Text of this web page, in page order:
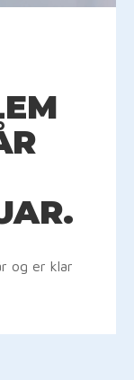
og er klar